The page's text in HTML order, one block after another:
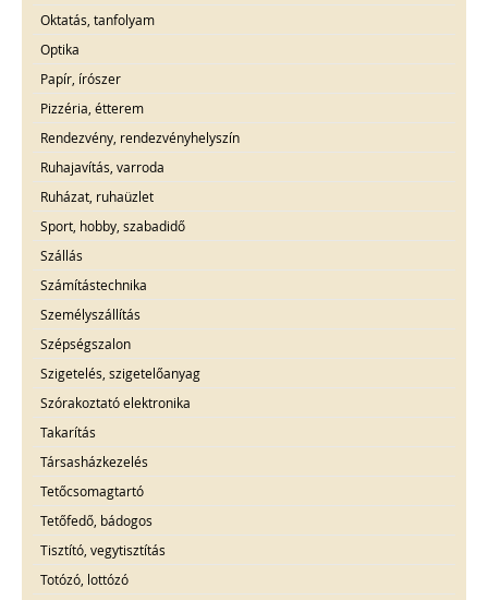
Oktatás, tanfolyam
Optika
Papír, írószer
Pizzéria, étterem
Rendezvény, rendezvényhelyszín
Ruhajavítás, varroda
Ruházat, ruhaüzlet
Sport, hobby, szabadidő
Szállás
Számítástechnika
Személyszállítás
Szépségszalon
Szigetelés, szigetelőanyag
Szórakoztató elektronika
Takarítás
Társasházkezelés
Tetőcsomagtartó
Tetőfedő, bádogos
Tisztító, vegytisztítás
Totózó, lottózó